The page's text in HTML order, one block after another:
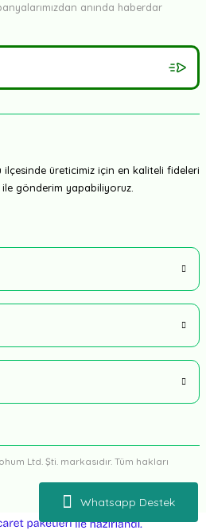
Whatsapp Destek
anında haberdar
üreticimiz için en kaliteli fideleri
gönderim yapabiliyoruz.
Ltd. Şti. markasıdır. Tüm hakları
e- ile